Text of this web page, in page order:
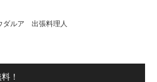
ダルア 出張料理人
！